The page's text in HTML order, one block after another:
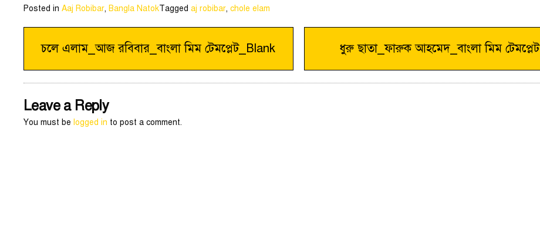
Posted in Aaj Robibar, Bangla NatokTagged aj robibar, chole elam
Post
navigation
চলে এলাম_আজ রবিবার_বাংলা মিম টেমপ্লেট_Blank ধুরু ছাতা_ফারুক আহমেদ_বাংলা মিম টেমপ্লেট
Leave a Reply
You must be logged in to post a comment.